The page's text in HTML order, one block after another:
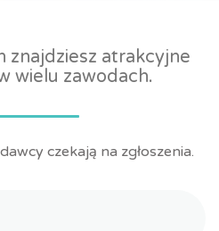
znajdziesz atrakcyjne
wielu zawodach.
czekają na zgłoszenia.